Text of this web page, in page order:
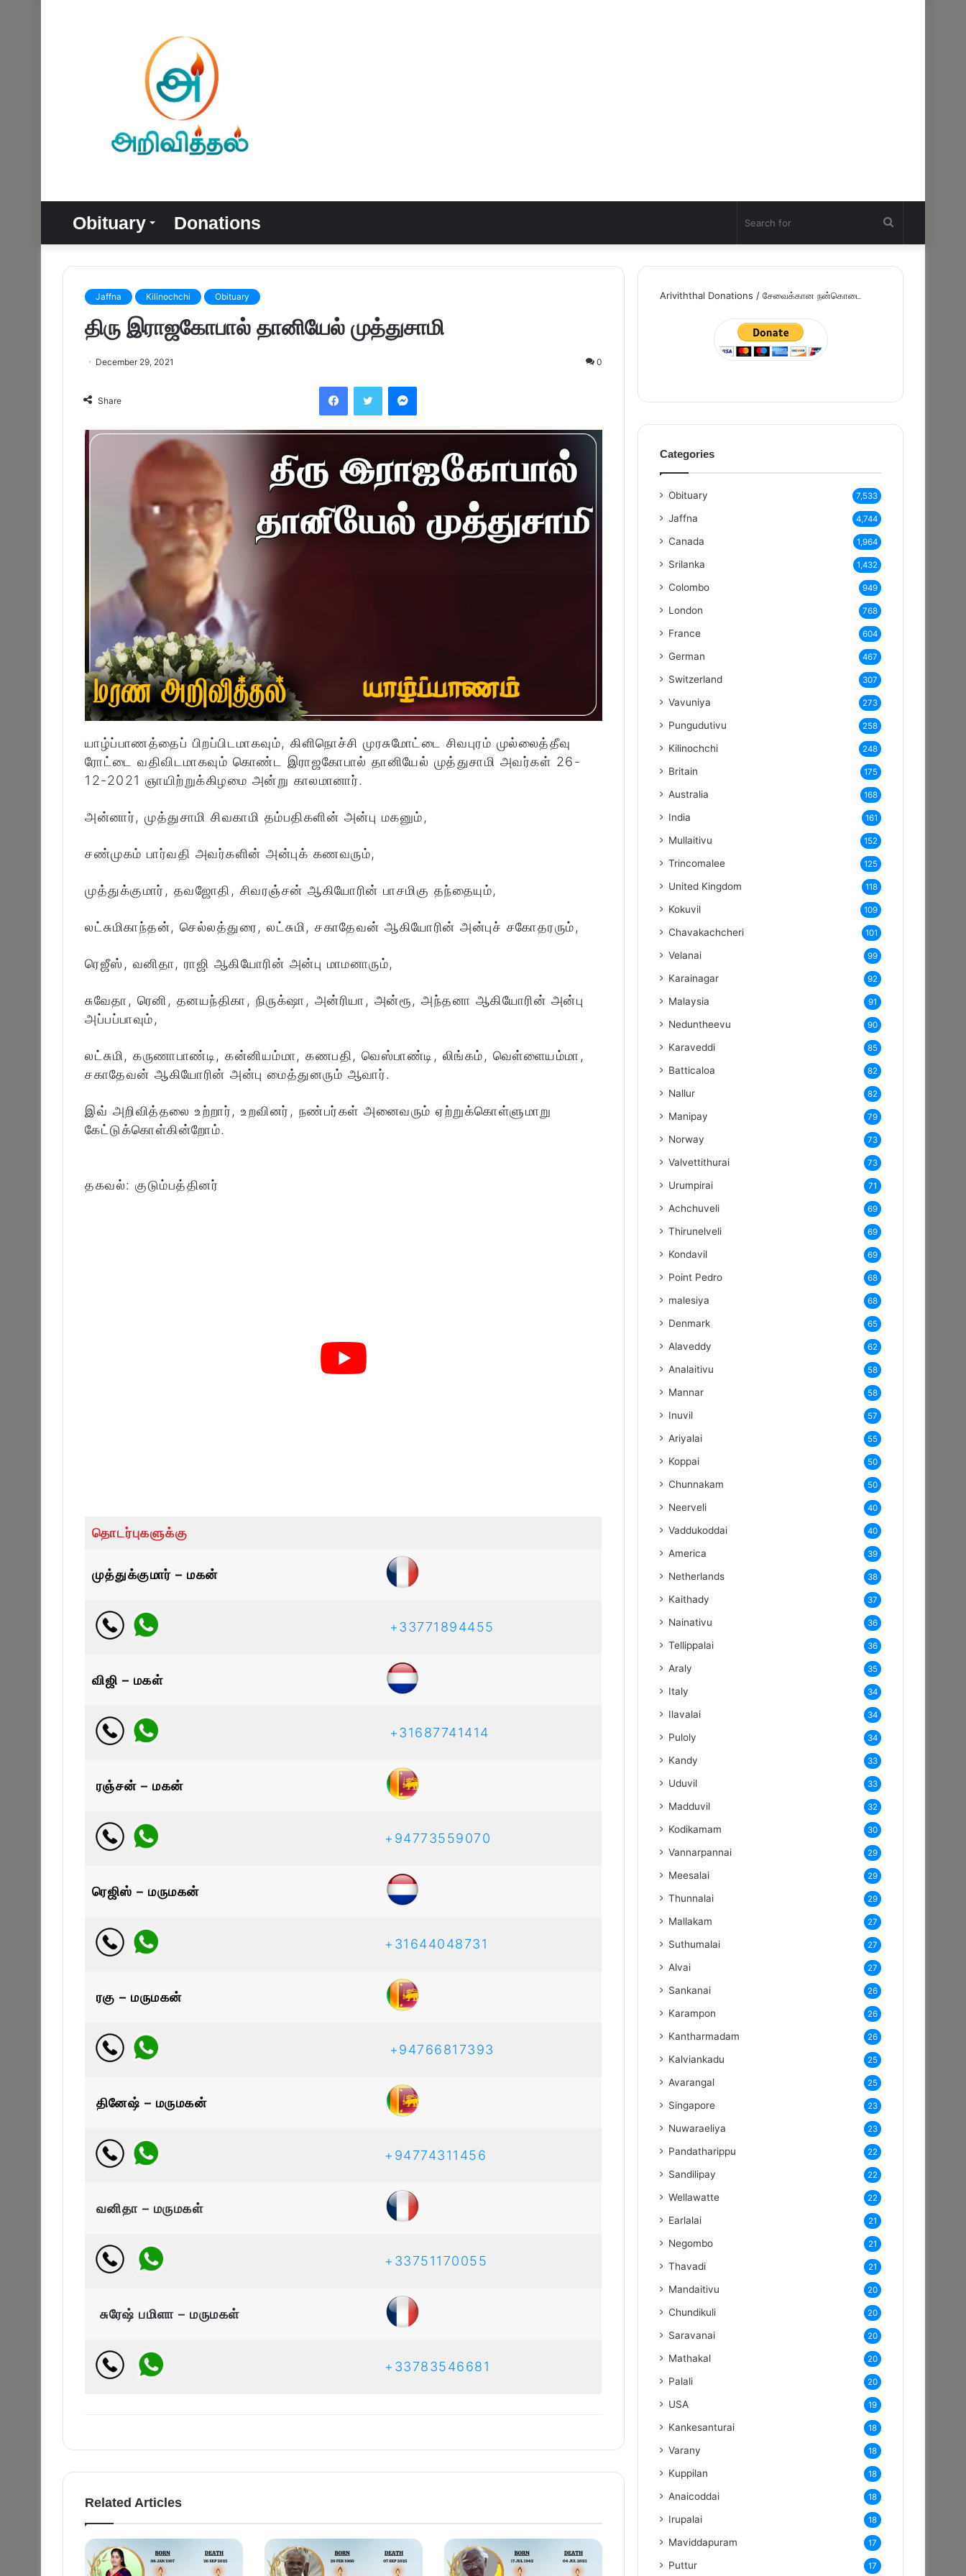
Obituary Donations
for
Jaffna Kilinochchi Obituary
திரு இராஜகோபால் தானியேல் முத்துசாமி
December 29, 2021 0
Share
FacebookTwitter Messenger
யாழ்ப்பாணத்தைப் பிறப்பிடமாகவும், கிளிநொச்சி முரசுமோட்டை சிவபுரம் முல்லைத்தீவு
ரோட்டை வதிவிடமாகவும் கொண்ட இராஜகோபால் தானியேல் முத்துசாமி அவர்கள் 26-
12-2021 ஞாயிற்றுக்கிழமை அன்று காலமானார்.
அன்னார், முத்துசாமி சிவகாமி தம்பதிகளின் அன்பு மகனும்,
சண்முகம் பார்வதி அவர்களின் அன்புக் கணவரும்,
முத்துக்குமார், தவஜோதி, சிவரஞ்சன் ஆகியோரின் பாசமிகு தந்தையும்,
லட்சுமிகாந்தன், செல்லத்துரை, லட்சுமி, சகாதேவன் ஆகியோரின் அன்புச் சகோதரரும்,
ரெஜீஸ், வனிதா, ராஜி ஆகியோரின் அன்பு மாமனாரும்,
சுவேதா, ரெனி, தனயந்திகா, நிருக்‌ஷா, அன்ரியா, அன்ரூ, அந்தனா ஆகியோரின் அன்பு
அப்பப்பாவும்,
லட்சுமி, கருணாபாண்டி, கன்னியம்மா, கணபதி, வெஸ்பாண்டி, லிங்கம், வெள்ளையம்மா,
சகாதேவன் ஆகியோரின் அன்பு மைத்துனரும் ஆவார்.
இவ் அறிவித்தலை உற்றார், உறவினர், நண்பர்கள் அனைவரும் ஏற்றுக்கொள்ளுமாறு
கேட்டுக்கொள்கின்றோம்.
தகவல்: குடும்பத்தினர்
தொடர்புகளுக்கு
முத்துக்குமார் – மகன்
+33771894455
விஜி – மகள்
+31687741414
ரஞ்சன் – மகன்
+94773559070
ரெஜிஸ் – மருமகன்
+31644048731
ரகு – மருமகன்
+94766817393
தினேஷ் – மருமகன்
+94774311456
வனிதா – மருமகள்
+33751170055
சுரேஷ் பமிளா – மருமகள்
+33783546681
Related Articles
Ariviththal Donations / சேவைக்கான நன்கொடை
Categories
Obituary 7,533
Jaffna 4,744
Canada 1,964
Srilanka 1,432
Colombo 949
London 768
France 604
German 467
Switzerland 307
Vavuniya 273
Pungudutivu 258
Kilinochchi 248
Britain 175
Australia 168
India 161
Mullaitivu 152
Trincomalee 125
United Kingdom 118
Kokuvil 109
Chavakachcheri 101
Velanai 99
Karainagar 92
Malaysia 91
Neduntheevu 90
Karaveddi 85
Batticaloa 82
Nallur 82
Manipay 79
Norway 73
Valvettithurai 73
Urumpirai 71
Achchuveli 69
Thirunelveli 69
Kondavil 69
Point Pedro 68
malesiya 68
Denmark 65
Alaveddy 62
Analaitivu 58
Mannar 58
Inuvil 57
Ariyalai 55
Koppai 50
Chunnakam 50
Neerveli 40
Vaddukoddai 40
America 39
Netherlands 38
Kaithady 37
Nainativu 36
Tellippalai 36
Araly 35
Italy 34
Ilavalai 34
Puloly 34
Kandy 33
Uduvil 33
Madduvil 32
Kodikamam 30
Vannarpannai 29
Meesalai 29
Thunnalai 29
Mallakam 27
Suthumalai 27
Alvai 27
Sankanai 26
Karampon 26
Kantharmadam 26
Kalviankadu 25
Avarangal 25
Singapore 23
Nuwaraeliya 23
Pandatharippu 22
Sandilipay 22
Wellawatte 22
Earlalai 21
Negombo 21
Thavadi 21
Mandaitivu 20
Chundikuli 20
Saravanai 20
Mathakal 20
Palali 20
USA 19
Kankesanturai 18
Varany 18
Kuppilan 18
Anaicoddai 18
Irupalai 18
Maviddapuram 17
Puttur 17